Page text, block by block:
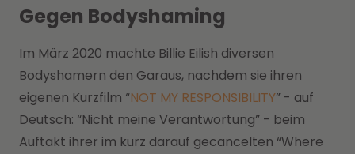
Gegen Bodyshaming
Im März 2020 machte Billie Eilish diversen
Bodyshamern den Garaus, nachdem sie ihren
eigenen Kurzfilm “NOT MY RESPONSIBILITY” - auf
Deutsch: “Nicht meine Verantwortung” - beim
Auftakt ihrer im kurz darauf gecancelten “Where